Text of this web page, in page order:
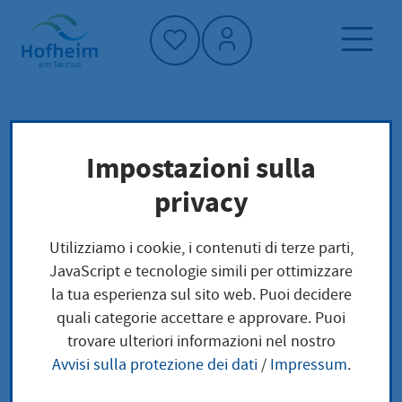
Home"
Pagina iniziale
Trova servizi
Preoccupazioni locali
Namensänderung
Namensänderung
Sie möchten Ihren Vornamen und Familiennamen
ändern lassen? Wenn Sie einen wichtigen Grund
Impostazioni sulla
privacy
Utilizziamo i cookie, i contenuti di terze parti,
JavaScript e tecnologie simili per ottimizzare
la tua esperienza sul sito web. Puoi decidere
quali categorie accettare e approvare. Puoi
trovare ulteriori informazioni nel nostro
Avvisi sulla protezione dei dati/ Impressum.